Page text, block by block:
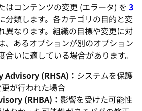
はコンテンツの変更 (エラータ) を 3
分類します。各カテゴリの目的と変
異なります。組織の目標や変更に対
、あるオプションが別のオプション
いに適している場合があります。
(RHSA)： システムを保護
が行われた場合
(RHBA)： 影響を受けた可能性